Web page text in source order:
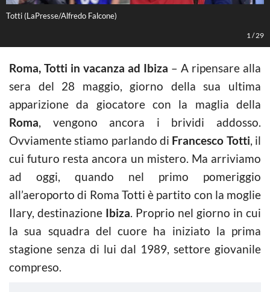
Totti (LaPresse/Alfredo Falcone)
1 /29
Roma, Totti in vacanza ad Ibiza – A ripensare alla
sera del 28 maggio, giorno della sua ultima
apparizione da giocatore con la maglia della
Roma, vengono ancora i brividi addosso.
Ovviamente stiamo parlando di Francesco Totti, il
cui futuro resta ancora un mistero. Ma arriviamo
ad oggi, quando nel primo pomeriggio
all’aeroporto di Roma Totti è partito con la moglie
Ilary, destinazione Ibiza. Proprio nel giorno in cui
la sua squadra del cuore ha iniziato la prima
stagione senza di lui dal 1989, settore giovanile
compreso.